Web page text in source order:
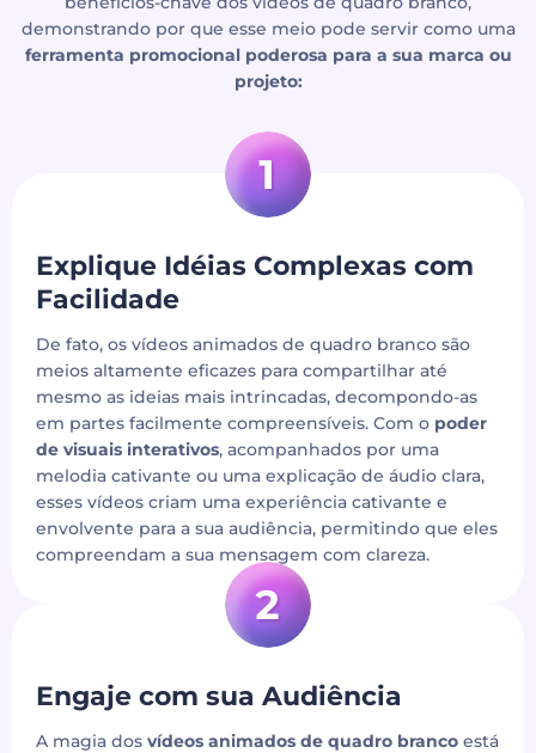
demonstrando por que esse meio pode servir como uma
ferramenta promocional poderosa para a sua marca ou
projeto:
Explique Idéias Complexas com
Facilidade
De fato, os vídeos animados de quadro branco são
meios altamente eficazes para compartilhar até
mesmo as ideias mais intrincadas, decompondo-as
em partes facilmente compreensíveis. Com o poder
de visuais interativos, acompanhados por uma
melodia cativante ou uma explicação de áudio clara,
esses vídeos criam uma experiência cativante e
envolvente para a sua audiência, permitindo que eles
compreendam a sua mensagem com clareza.
Engaje com sua Audiência
A magia dos vídeos animados de quadro branco está